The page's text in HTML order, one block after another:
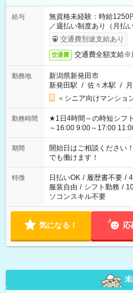
給与
無資格未経験：時給
／週払い制度あり（月払
了次第のお支払いとなりま
交通費別途支給あり
交通費 交通費全額支給※
勤務地
新潟県新発田市
新発田駅 / 佐々木駅 /
＜シニア向けマンショ
勤務時間
★1日4時間～の時短シフトOK ★スタート時間選べま
～16:00 9:00～17:00 11:00～
の場合、他のお仕事と合
せん ※法令に基づき、週
象となります ※労働者派
り、短時間・短期間の就
期間
開始日はご相談くださ
でも働けます！
特徴 日払いOK / 履歴書不要 /
服装自由 / シフト勤務 /
ソコンスキル不要
気になる！ 応